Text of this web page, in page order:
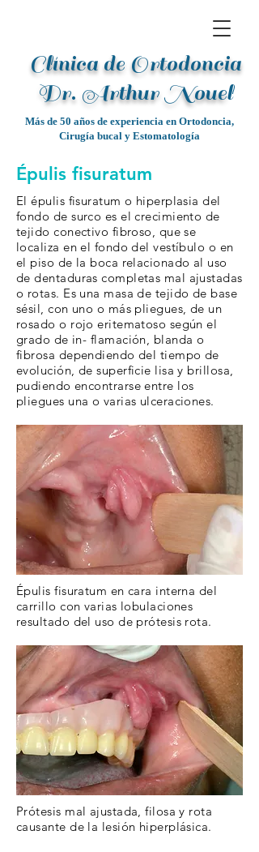
Clínica de Ortodoncia
Dr. Arthur Nouel
Más de 50 años de experiencia en Ortodoncia,
Cirugía bucal y Estomatología
Épulis fisuratum
El épulis fisuratum o hiperplasia del
fondo de surco es el crecimiento de
tejido conectivo fibroso, que se
localiza en el fondo del vestíbulo o en
el piso de la boca relacionado al uso
de dentaduras completas mal ajustadas
o rotas. Es una masa de tejido de base
sésil, con uno o más pliegues, de un
rosado o rojo eritematoso según el
grado de in- flamación, blanda o
fibrosa dependiendo del tiempo de
evolución, de superficie lisa y brillosa,
pudiendo encontrarse entre los
pliegues una o varias ulceraciones.
​Épulis fisuratum en cara interna del
carrillo con varias lobulaciones
resultado del uso de prótesis rota.
Prótesis mal ajustada, filosa y rota
causante de la lesión hiperplásica.